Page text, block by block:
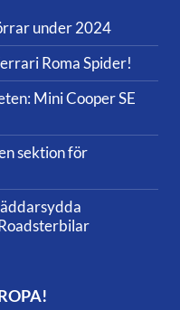
under 2024
Roma Spider!
Mini Cooper SE
sektion för